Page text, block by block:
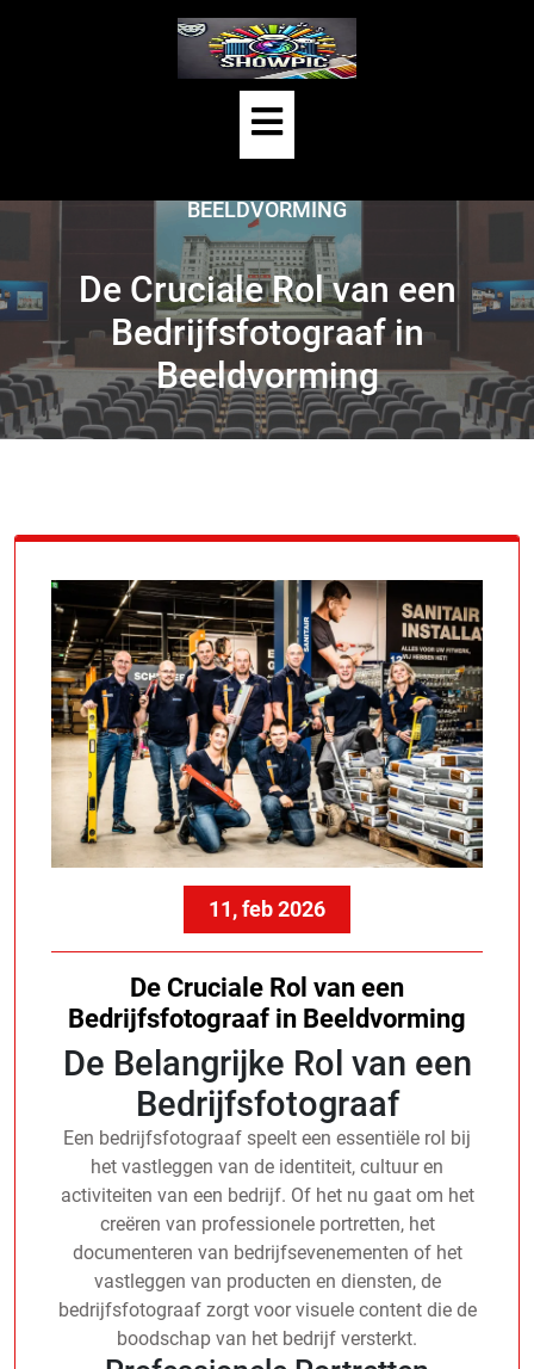
Open
Button
BEELDVORMING
De Cruciale Rol van een
Bedrijfsfotograaf in
Beeldvorming
11, feb 2026
De Cruciale Rol van een
Bedrijfsfotograaf in Beeldvorming
De Belangrijke Rol van een
Bedrijfsfotograaf
Een bedrijfsfotograaf speelt een essentiële rol bij
het vastleggen van de identiteit, cultuur en
activiteiten van een bedrijf. Of het nu gaat om het
creëren van professionele portretten, het
documenteren van bedrijfsevenementen of het
vastleggen van producten en diensten, de
bedrijfsfotograaf zorgt voor visuele content die de
boodschap van het bedrijf versterkt.